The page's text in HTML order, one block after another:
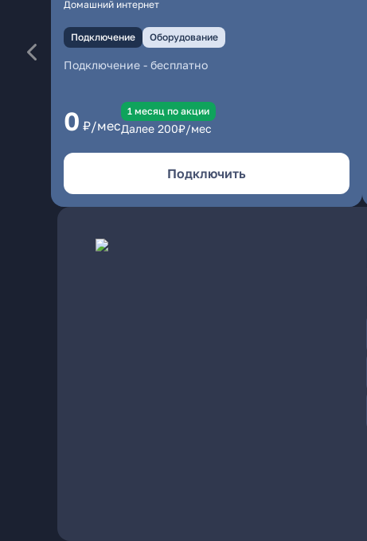
Домашний интернет
Подключение Оборудование
Подключение - бесплатно
0 ₽/мес
1 месяц по акции
Далее 200₽/мес
Подключить